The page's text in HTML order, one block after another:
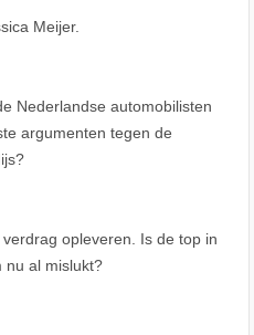
Meijer.
Nederlandse automobilisten
argumenten tegen de
opleveren. Is de top in
nu al mislukt?